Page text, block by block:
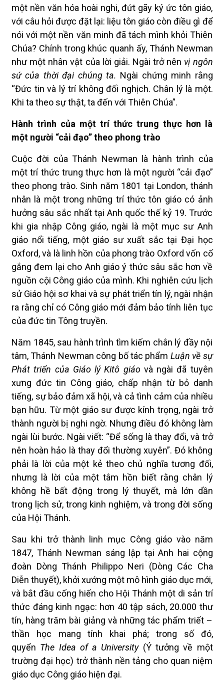
một nền văn hóa hoài nghi, đứt gãy ký ức tôn giáo,
với câu hỏi được đặt lại: liệu tôn giáo còn điều gì để
nói với một nền văn minh đã tách mình khỏi Thiên
Chúa? Chính trong khúc quanh ấy, Thánh Newman
như một nhân vật của lời giải. Ngài trở nên vị ngôn
sứ của thời đại chúng ta. Ngài chứng minh rằng
“Đức tin và lý trí không đối nghịch. Chân lý là một.
Khi ta theo sự thật, ta đến với Thiên Chúa”.
Hành trình của một trí thức trung thực hơn là
một người “cải đạo” theo phong trào
Cuộc đời của Thánh Newman là hành trình của
một trí thức trung thực hơn là một người “cải đạo”
theo phong trào. Sinh năm 1801 tại London, thánh
nhân là một trong những trí thức tôn giáo có ảnh
hưởng sâu sắc nhất tại Anh quốc thế kỷ 19. Trước
khi gia nhập Công giáo, ngài là một mục sư Anh
giáo nổi tiếng, một giáo sư xuất sắc tại Đại học
Oxford, và là linh hồn của phong trào Oxford vốn cố
gắng đem lại cho Anh giáo ý thức sâu sắc hơn về
nguồn cội Công giáo của mình. Khi nghiên cứu lịch
sử Giáo hội sơ khai và sự phát triển tín lý, ngài nhận
ra rằng chỉ có Công giáo mới đảm bảo tính liên tục
của đức tin Tông truyền.
Năm 1845, sau hành trình tìm kiếm chân lý đầy nội
tâm, Thánh Newman công bố tác phẩm Luận về sự
Phát triển của Giáo lý Kitô giáovà ngài đã tuyên
xưng đức tin Công giáo, chấp nhận từ bỏ danh
tiếng, sự bảo đảm xã hội, và cả tình cảm của nhiều
bạn hữu. Từ một giáo sư được kính trọng, ngài trở
thành người bị nghi ngờ. Nhưng điều đó không làm
ngài lùi bước. Ngài viết: “Để sống là thay đổi, và trở
nên hoàn hảo là thay đổi thường xuyên”. Đó không
phải là lời của một kẻ theo chủ nghĩa tương đối,
nhưng là lời của một tâm hồn biết rằng chân lý
không hề bất động trong lý thuyết, mà lớn dần
trong lịch sử, trong kinh nghiệm, và trong đời sống
của Hội Thánh.
Sau khi trở thành linh mục Công giáo vào năm
1847, Thánh Newman sáng lập tại Anh hai cộng
đoàn Dòng Thánh Philippo Neri (Dòng Các Cha
Diễn thuyết), khởi xướng một mô hình giáo dục mới,
và bắt đầu cống hiến cho Hội Thánh một di sản trí
thức đáng kinh ngạc: hơn 40 tập sách, 20.000 thư
tín, hàng trăm bài giảng và những tác phẩm triết –
thần học mang tính khai phá; trong số đó,
quyển The Idea of a University(Ý tưởng về một
trường đại học) trở thành nền tảng cho quan niệm
giáo dục Công giáo hiện đại.